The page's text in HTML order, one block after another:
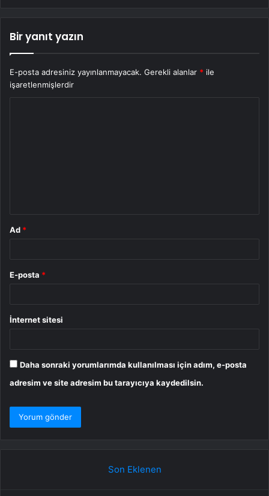
Bir yanıt yazın
E-posta adresiniz yayınlanmayacak. Gerekli alanlar * ile
işaretlenmişlerdir
Ad *
E-posta *
İnternet sitesi
Daha sonraki yorumlarımda kullanılması için adım, e-posta
adresim ve site adresim bu tarayıcıya kaydedilsin.
Son Eklenen